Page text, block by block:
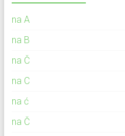
na A
na B
na Č
na C
na ć
na Č